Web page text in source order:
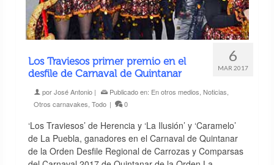
6
MAR 2017
Los Traviesos primer premio en el
desfile de Carnaval de Quintanar
porJosé Antonio| Publicado en: En otros medios Noticias
Otros carnavakes Todo | 0
‘Los Traviesos’ de Herencia y ‘La Ilusión’ y ‘Caramelo’
de La Puebla, ganadores en el Carnaval de Quintanar
de la Orden Desfile Regional de Carrozas y Comparsas